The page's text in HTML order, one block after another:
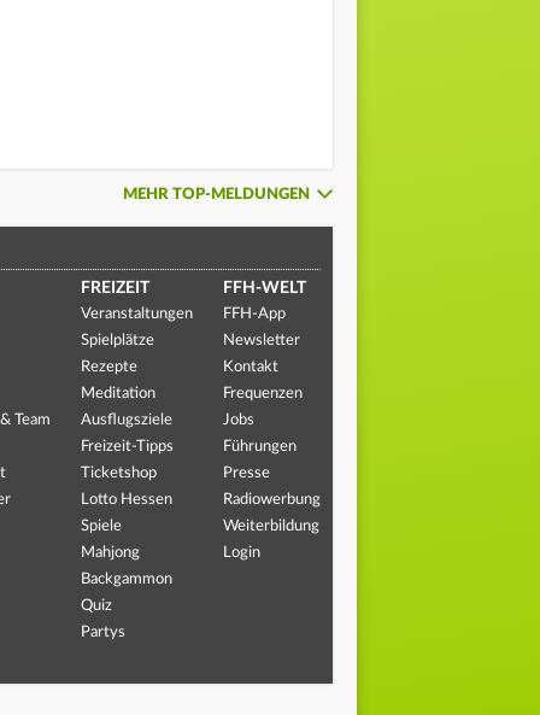
MEHR TOP-MELDUNGEN
Team
FREIZEIT
Veranstaltungen
Spielplätze
Rezepte
Meditation
Ausflugsziele
Freizeit-Tipps
Ticketshop
Lotto Hessen
Spiele
Mahjong
Backgammon
Quiz
Partys
FFH-WELT
FFH-App
Newsletter
Kontakt
Frequenzen
Jobs
Führungen
Presse
Radiowerbung
Weiterbildung
Login